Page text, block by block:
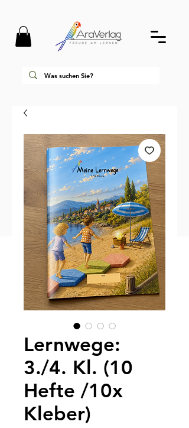
Lernwege:
3./4. Kl. (10
Hefte /10x
Kleber)